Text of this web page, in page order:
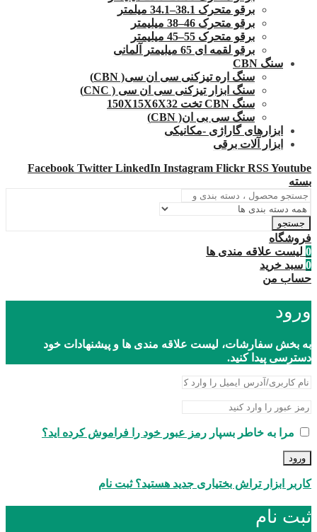
برقو متحرک 38.1–34.1 میلمتر
برقو متحرک 46–38 میلیمتر
برقو متحرک 55–45 میلیمتر
برقو لقمه ای 65 میلیمتر آلمانی
سنگ CBN
سنگ اره تیزکنی سی ان سی( CBN)
سنگ ابزار تیزکنی سی ان سی ( CNC)
سنگ CBN تخت 150X15X6X32
سنگ سی بی ان( CBN)
ابزارهای گاراژی -مکانیکی
ابزار آلات برقی
Facebook Twitter LinkedIn Instagram Flickr RSSYoutube
بسته
جستجو
فروشگاه
0 لیست علاقه مندی ها
0 سبد خرید
حساب من
ورود
به بخش سفارشات، لیست علاقه مندی ها و پیشنهادات خود
دسترسی پیدا کنید.
مرا به خاطر بسپار رمز عبور خود را فراموش کرده اید؟
ورود
کاربر ابزار تراش بختیاری جدید هستید؟ ثبت نام
ثبت نام